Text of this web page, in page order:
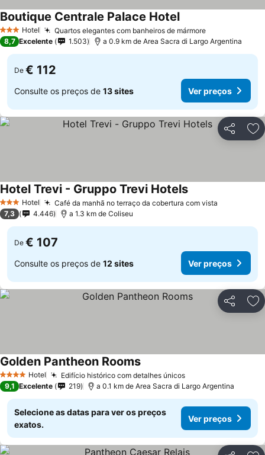
3 EstrelasHotel Quartos elegantes com banheiros de mármore
Boutique Centrale Palace Hotel
8,7 Excelente 1.503 a 0.9 km de Area Sacra di Largo Argentina
De € 112
Consulte os preços de 13 sites Ver preços
Partilhar
3 EstrelasHotel Café da manhã no terraço da cobertura com vista
Hotel Trevi - Gruppo Trevi Hotels
7,3 4.446 a 1.3 km de Coliseu
De € 107
Consulte os preços de 12 sites Ver preços
Partilhar
4 EstrelasHotel Edifício histórico com detalhes únicos
Golden Pantheon Rooms
9,1 Excelente 219 a 0.1 km de Area Sacra di Largo Argentina
Selecione as datas para ver os preços
exatos.
Ver preços